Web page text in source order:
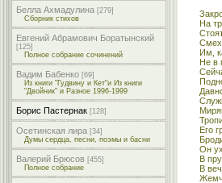
Белла Ахмадулина [279]
Сборник стихов
Евгений Абрамович Боратынский
[125]
Полное собрание сочинений
Вадим Бабенко [69]
Из книги "Гудвину и Кет"и Из книги
"Двойник" и Разное 1996-1999
Борис Пастернак [128]
Осетинская лира [34]
Думы сердца, песни, поэмы и басни
Валерий Брюсов [455]
Полное собрание
На
Им,
Не в
Его
Он
В
В